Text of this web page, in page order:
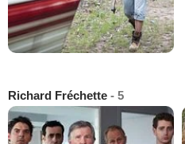
Richard Fréchette - 5